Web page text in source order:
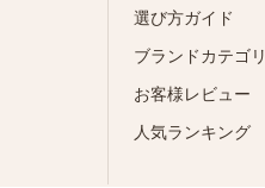
選び方ガイド
ブランドカテゴリ
お客様レビュー
人気ランキング